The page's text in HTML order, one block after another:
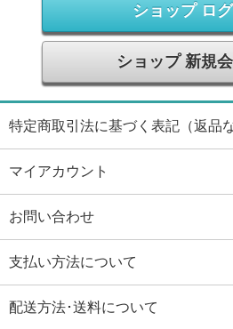
ショップ ロ
ショップ 新規
特定商取引法に基づく表記（返品な
マイアカウント
お問い合わせ
支払い方法について
配送方法･送料について